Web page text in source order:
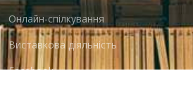
Онлайн-спілкування
Виставкова діяльність
Facebook